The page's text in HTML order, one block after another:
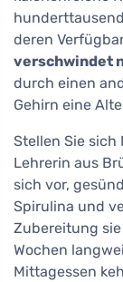
deren
verschwindet
durch einen
Gehirn eine
Stellen Sie sich
Lehrerin aus
sich vor,
Spirulina und
Zubereitung
Wochen
Mittagessen